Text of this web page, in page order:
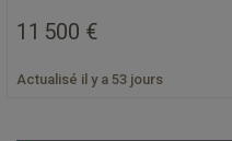
11 500 €
Actualisé il y a 53 jours